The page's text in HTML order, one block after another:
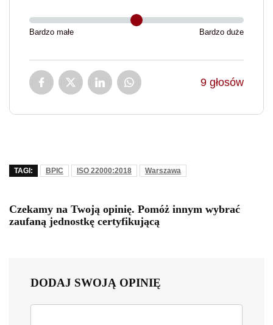
Bardzo małe Bardzo duże
9 głosów
TAGI: BPIC ISO 22000:2018 Warszawa
Czekamy na Twoją opinię. Pomóż innym wybrać
zaufaną jednostkę certyfikującą
DODAJ SWOJĄ OPINIĘ